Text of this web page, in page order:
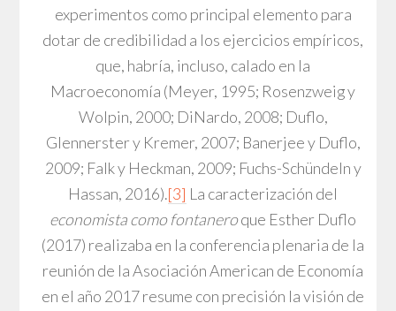
experimentos como principal elemento para
dotar de credibilidad a los ejercicios empíricos,
que, habría, incluso, calado en la
Macroeconomía (Meyer, 1995; Rosenzweig y
Wolpin, 2000; DiNardo, 2008; Duflo,
Glennerster y Kremer, 2007; Banerjee y Duflo,
2009; Falk y Heckman, 2009; Fuchs-Schündeln y
Hassan, 2016).[3] La caracterización del
economista como fontaneroque Esther Duflo
(2017) realizaba en la conferencia plenaria de la
reunión de la Asociación American de Economía
en el año 2017 resume con precisión la visión de